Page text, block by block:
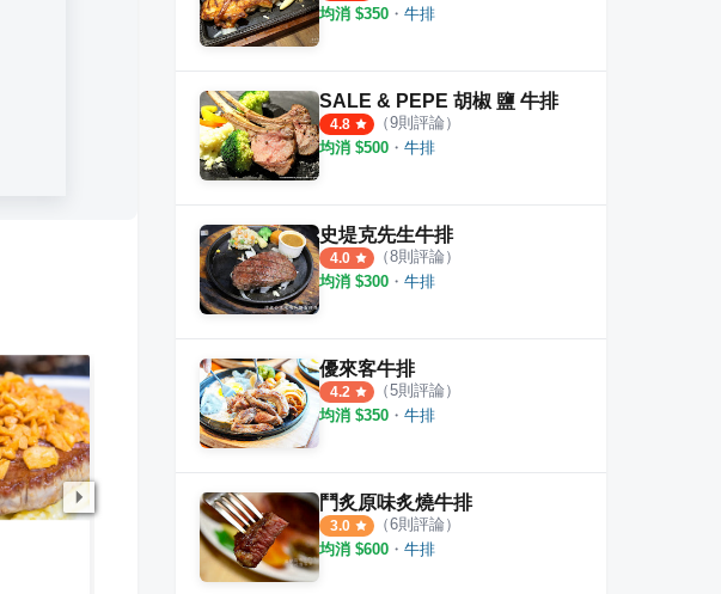
梁大胖碳烤 原味牛排館
均消 $350 ・ 牛排
SALE & PEPE 胡椒 鹽 牛排
4.8 （9則評論）
均消 $500 ・ 牛排
史堤克先生牛排
4.0 （8則評論）
均消 $300 ・ 牛排
優來客牛排
4.2 （5則評論）
均消 $350 ・ 牛排
鬥炙原味炙燒牛排
3.0 （6則評論）
均消 $600 ・ 牛排